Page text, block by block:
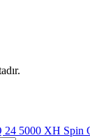
24 5000 XH Spin